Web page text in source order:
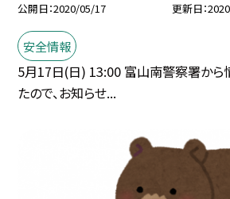
公開日 2020/05/17 更新日
安全情報
5月17日(日) 13:00 富山南警察署から
たので、お知らせ...